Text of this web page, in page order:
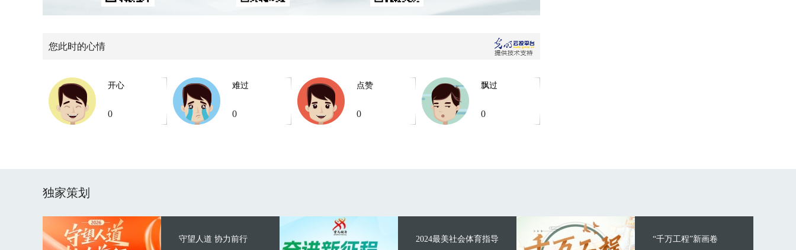
您此时的心情
开心
0
难过
0
点赞
0
飘过
0
独家策划
守望人道 协力前行
2024最美社会体育指导
“千万工程”新画卷